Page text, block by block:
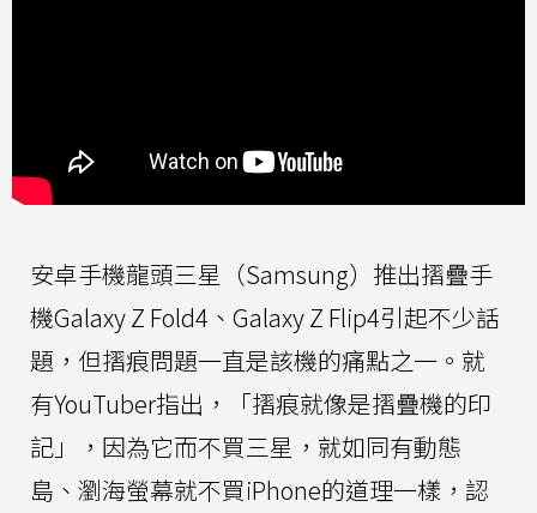
安卓手機龍頭三星（Samsung）推出摺疊手
機Galaxy Z Fold4、Galaxy Z Flip4引起不少話
題，但摺痕問題一直是該機的痛點之一。就
有YouTuber指出，「摺痕就像是摺疊機的印
記」，因為它而不買三星，就如同有動態
島、瀏海螢幕就不買iPhone的道理一樣，認